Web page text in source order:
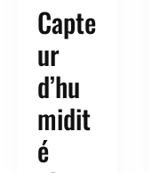
Capte
ur
d’hu
midit
é